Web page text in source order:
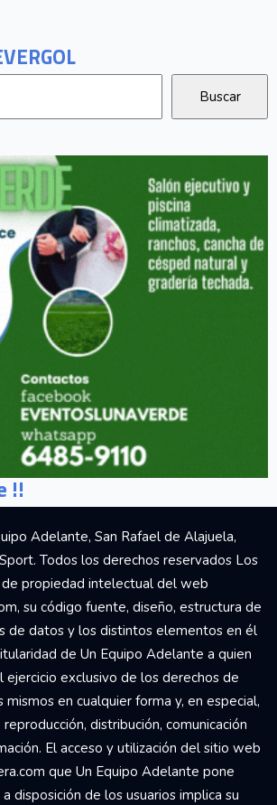
!!
Adelante, San Rafael de Alajuela,
Todos los derechos reservados Los
propiedad intelectual del web
su código fuente, diseño, estructura de
de datos y los distintos elementos en él
de Un Equipo Adelante a quien
ejercicio exclusivo de los derechos de
en cualquier forma y, en especial,
distribución, comunicación
El acceso y utilización del sitio web
que Un Equipo Adelante pone
disposición de los usuarios implica su